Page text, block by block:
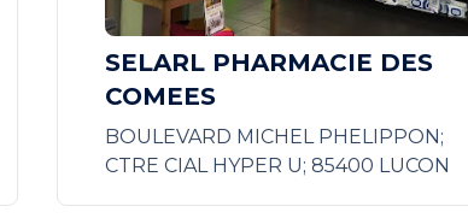
SELARL PHARMACIE DES
COMEES
BOULEVARD MICHEL PHELIPPON;
CTRE CIAL HYPER U; 85400 LUCON